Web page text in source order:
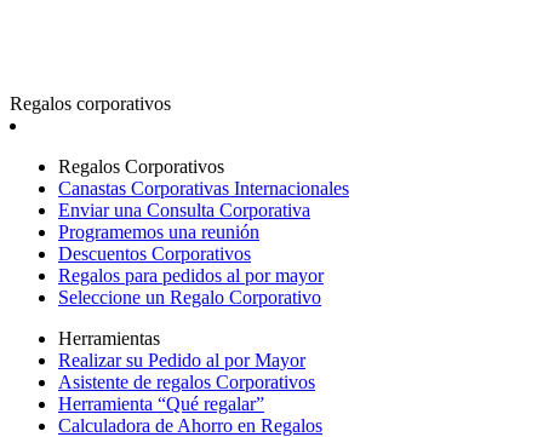
Regalos corporativos
Regalos Corporativos
Canastas Corporativas Internacionales
Enviar una Consulta Corporativa
Programemos una reunión
Descuentos Corporativos
Regalos para pedidos al por mayor
Seleccione un Regalo Corporativo
Herramientas
Realizar su Pedido al por Mayor
Asistente de regalos Corporativos
Herramienta “Qué regalar”
Calculadora de Ahorro en Regalos